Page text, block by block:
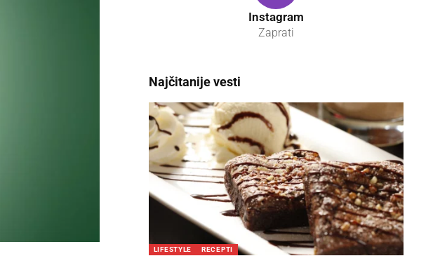
Instagram
Zaprati
Najčitanije vesti
LIFESTYLE RECEPTI